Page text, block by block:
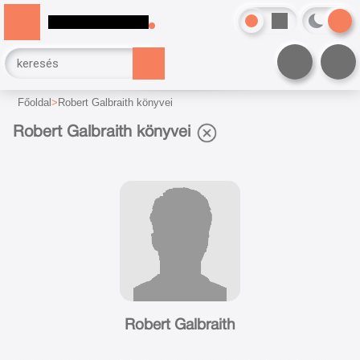
Főoldal Robert Galbraith könyvei
Robert Galbraith könyvei
Robert Galbraith